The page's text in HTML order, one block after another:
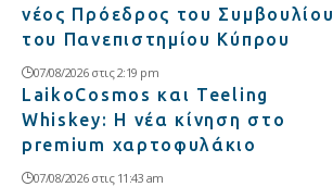
νέος Πρόεδρος του Συμβουλίου
του Πανεπιστημίου Κύπρου
07/08/2026 στις 2:19 pm
LaikoCosmos και Teeling
Whiskey: Η νέα κίνηση στο
premium χαρτοφυλάκιο
07/08/2026 στις 11:43 am